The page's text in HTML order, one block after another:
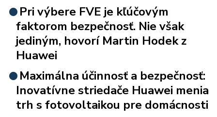
Pri výbere FVE je kľúčovým
faktorom bezpečnosť. Nie však
jediným, hovorí Martin Hodek z
Huawei
Maximálna účinnosť a bezpečnosť:
Inovatívne striedače Huawei menia
trh s fotovoltaikou pre domácnosti